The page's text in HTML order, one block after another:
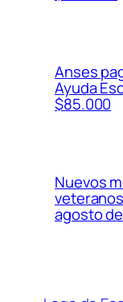
Anses
Ayuda
$85.000
Nuevos
agosto